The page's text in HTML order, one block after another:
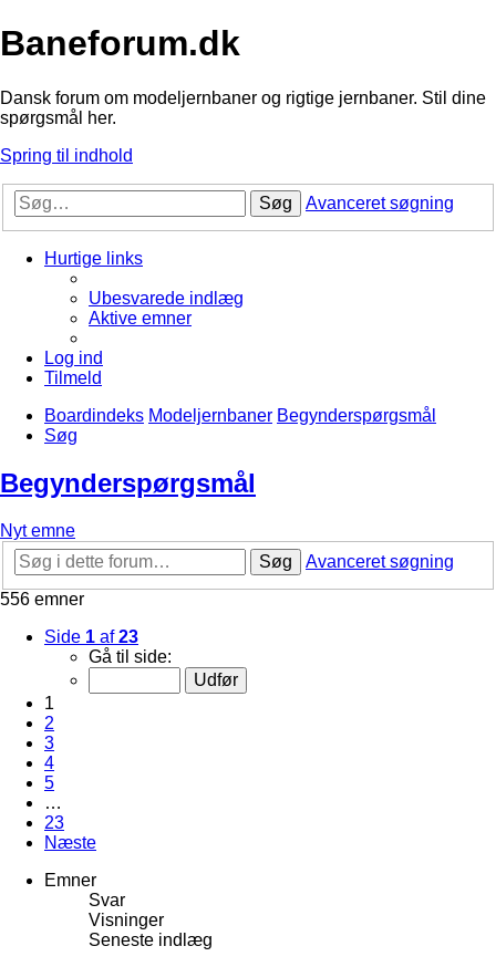
Baneforum.dk
Dansk forum om modeljernbaner og rigtige jernbaner. Stil dine
spørgsmål her.
Spring til indhold
Søg Avanceret søgning
Hurtige links
Ubesvarede indlæg
Aktive emner
Log ind
Tilmeld
Boardindeks Modeljernbaner Begynderspørgsmål
Søg
Begynderspørgsmål
Nyt emne
Søg
Avanceret søgning
556 emner
Side 1 af23
Gå til side:
1
2
3
4
5
…
23
Næste
Emner
Svar
Visninger
Seneste indlæg